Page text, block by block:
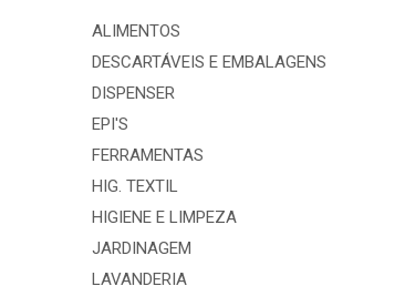
ALIMENTOS
DESCARTÁVEIS E EMBALAGENS
DISPENSER
EPI'S
FERRAMENTAS
HIG. TEXTIL
HIGIENE E LIMPEZA
JARDINAGEM
LAVANDERIA